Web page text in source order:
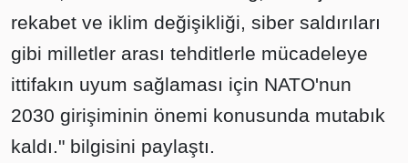
rekabet ve iklim değişikliği, siber saldırıları
gibi milletler arası tehditlerle mücadeleye
ittifakın uyum sağlaması için NATO'nun
2030 girişiminin önemi konusunda mutabık
kaldı." bilgisini paylaştı.